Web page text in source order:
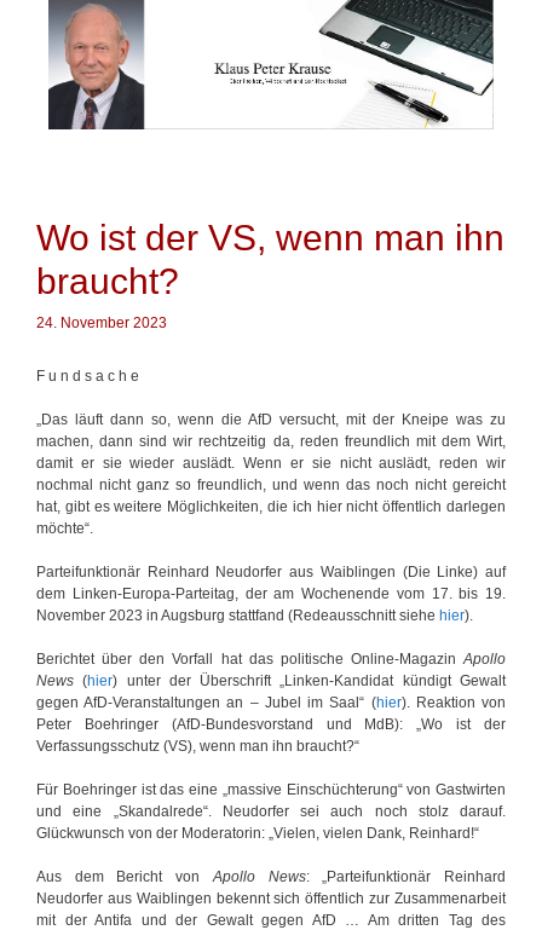
Wo ist der VS, wenn man ihn
braucht?
24. November 2023
F u n d s a c h e
„Das läuft dann so, wenn die AfD versucht, mit der Kneipe was zu
machen, dann sind wir rechtzeitig da, reden freundlich mit dem Wirt,
damit er sie wieder auslädt. Wenn er sie nicht auslädt, reden wir
nochmal nicht ganz so freundlich, und wenn das noch nicht gereicht
hat, gibt es weitere Möglichkeiten, die ich hier nicht öffentlich darlegen
möchte“.
Parteifunktionär Reinhard Neudorfer aus Waiblingen (Die Linke) auf
dem Linken-Europa-Parteitag, der am Wochenende vom 17. bis 19.
November 2023 in Augsburg stattfand (Redeausschnitt siehe hier).
Berichtet über den Vorfall hat das politische Online-MagazinApollo
News (hier) unter der Überschrift „Linken-Kandidat kündigt Gewalt
gegen AfD-Veranstaltungen an – Jubel im Saal“ (hier). Reaktion von
Peter Boehringer (AfD-Bundesvorstand und MdB): „Wo ist der
Verfassungsschutz (VS), wenn man ihn braucht?“
Für Boehringer ist das eine „massive Einschüchterung“ von Gastwirten
und eine „Skandalrede“. Neudorfer sei auch noch stolz darauf.
Glückwunsch von der Moderatorin: „Vielen, vielen Dank, Reinhard!“
Aus dem Bericht vonApollo News: „Parteifunktionär Reinhard
Neudorfer aus Waiblingen bekennt sich öffentlich zur Zusammenarbeit
mit der Antifa und der Gewalt gegen AfD … Am dritten Tag des